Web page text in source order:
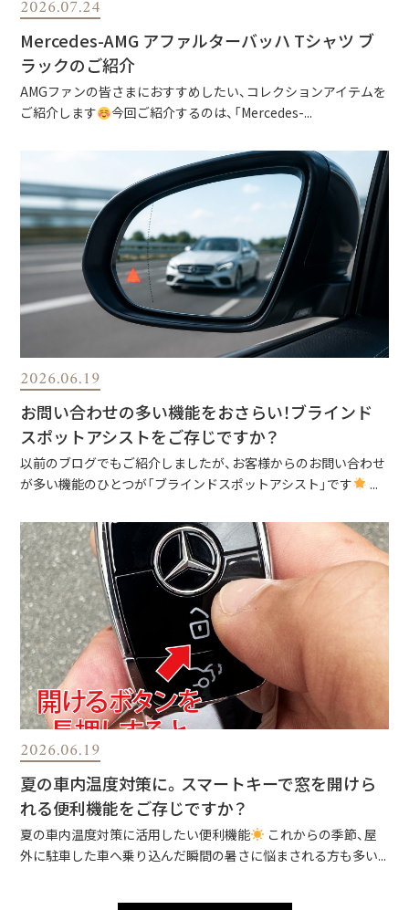
2026.07.24
Mercedes-AMG アファルターバッハ Tシャツ ブ
ラックのご紹介
AMGファンの皆さまにおすすめしたい、コレクションアイテムを
ご紹介します
今回ご紹介するのは、「Mercedes-...
2026.06.19
お問い合わせの多い機能をおさらい！ブラインド
スポットアシストをご存じですか？
以前のブログでもご紹介しましたが、お客様からのお問い合わせ
が多い機能のひとつが「ブラインドスポットアシスト」です
...
2026.06.19
夏の車内温度対策に。スマートキーで窓を開けら
れる便利機能をご存じですか？
夏の車内温度対策に活用したい便利機能
これからの季節、屋
外に駐車した車へ乗り込んだ瞬間の暑さに悩まされる方も多い...